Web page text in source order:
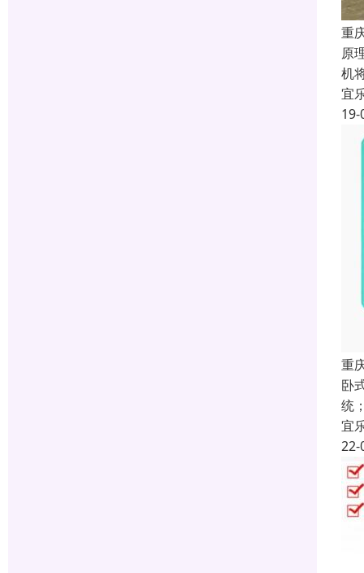
重
原
机
宜
19-
重
卧
统
宜
22-